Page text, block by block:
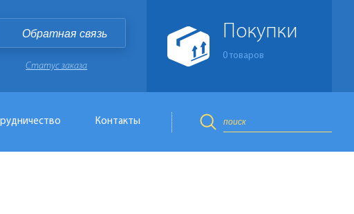
Обратная связь
Статус заказа
Покупки
0 товаров
Контакты